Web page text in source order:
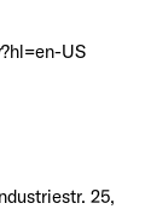
US
25,